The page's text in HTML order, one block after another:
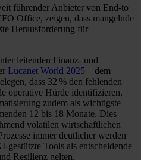
führender Anbieter von End-to
Office, zeigen, dass mangelnde
Herausforderung für
leitenden Finanz- und
Lucanet World 2025 – dem
dass 32 % den fehlenden
operative Hürde identifizieren.
zudem als wichtigste
12 bis 18 Monate. Dies
volatilen wirtschaftlichen
immer deutlicher werden
gestützte Tools als entscheidende
Resilienz gelten.